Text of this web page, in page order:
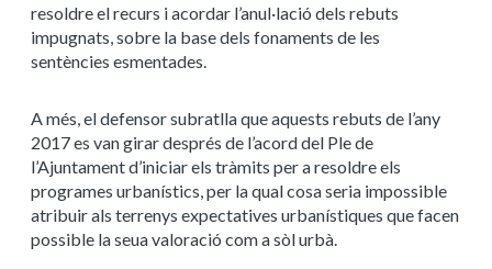
resoldre el recurs i acordar l’anul·lació dels rebuts
impugnats, sobre la base dels fonaments de les
sentències esmentades.
A més, el defensor subratlla que aquests rebuts de l’any
2017 es van girar després de l’acord del Ple de
l’Ajuntament d’iniciar els tràmits per a resoldre els
programes urbanístics, per la qual cosa seria impossible
atribuir als terrenys expectatives urbanístiques que facen
possible la seua valoració com a sòl urbà.